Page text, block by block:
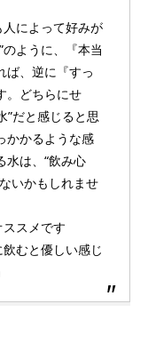
人によって好みが
ように、『本当
ば、逆に『すっ
。どちらにせ
”だと感じると思
かかるような感
水は、“飲み心
いかもしれませ
スメです
むと優しい感じ